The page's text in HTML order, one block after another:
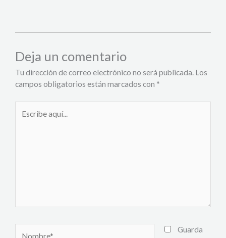
Deja un comentario
Tu dirección de correo electrónico no será publicada. Los
campos obligatorios están marcados con *
aquí...
Guarda